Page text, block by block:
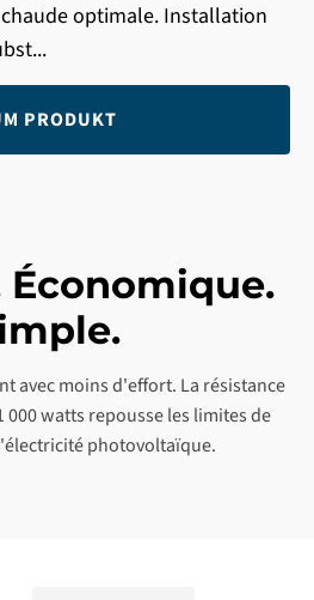
optimale. Installation
PRODUKT
Économique.
avec moins d'effort. La résistance
watts repousse les limites de
photovoltaïque.